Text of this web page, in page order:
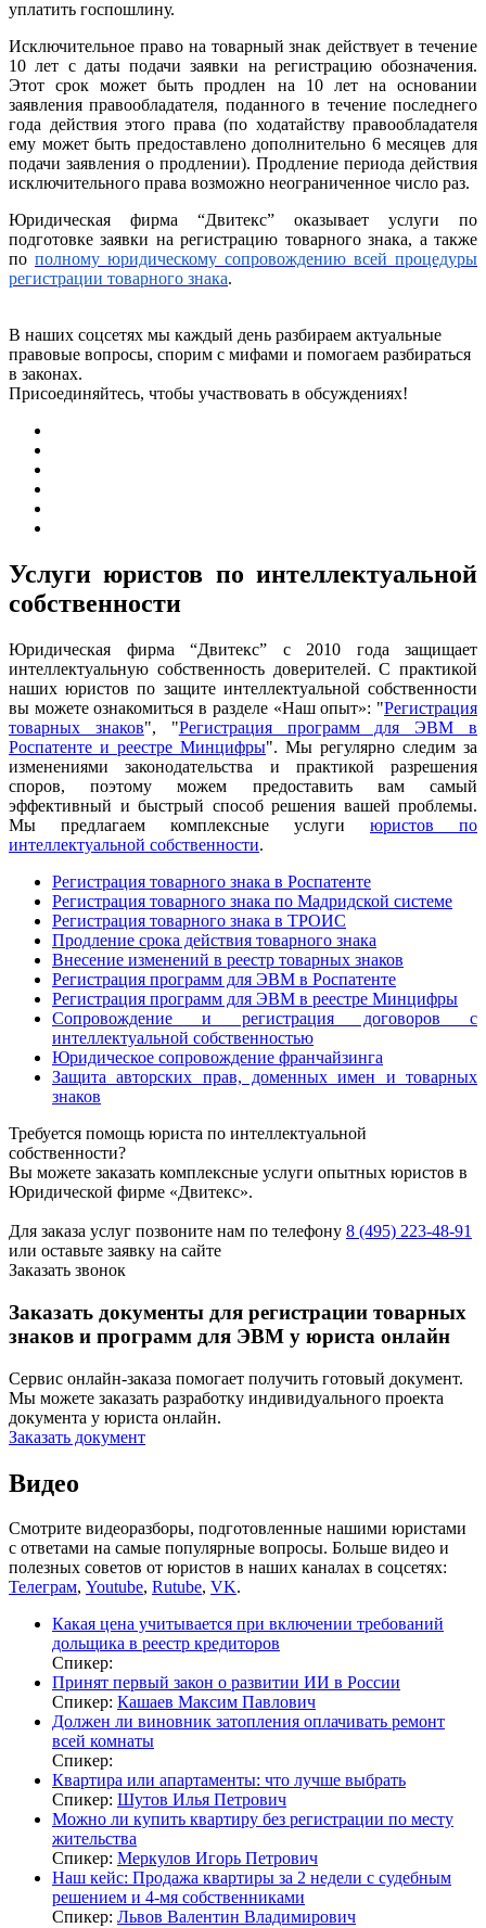
уплатить госпошлину.
Исключительное право на товарный знак действует в течение
10 лет с даты подачи заявки на регистрацию обозначения.
Этот срок может быть продлен на 10 лет на основании
заявления правообладателя, поданного в течение последнего
года действия этого права (по ходатайству правообладателя
ему может быть предоставлено дополнительно 6 месяцев для
подачи заявления о продлении). Продление периода действия
исключительного права возможно неограниченное число раз.
Юридическая фирма “Двитекс” оказывает услуги по
подготовке заявки на регистрацию товарного знака, а также
по полному юридическому сопровождению всей процедуры
регистрации товарного знака.
В наших соцсетях мы каждый день разбираем актуальные
правовые вопросы, спорим с мифами и помогаем разбираться
в законах.
Присоединяйтесь, чтобы участвовать в обсуждениях!
Услуги юристов по интеллектуальной
собственности
Юридическая фирма “Двитекс” с 2010 года защищает
интеллектуальную собственность доверителей. С практикой
наших юристов по защите интеллектуальной собственности
вы можете ознакомиться в разделе «Наш опыт»: "Регистрация
товарных знаков", "Регистрация программ для ЭВМ в
Роспатенте и реестре Минцифры". Мы регулярно следим за
изменениями законодательства и практикой разрешения
споров, поэтому можем предоставить вам самый
эффективный и быстрый способ решения вашей проблемы.
Мы предлагаем комплексные услуги юристов по
интеллектуальной собственности.
Регистрация товарного знака в Роспатенте
Регистрация товарного знака по Мадридской системе
Регистрация товарного знака в ТРОИС
Продление срока действия товарного знака
Внесение изменений в реестр товарных знаков
Регистрация программ для ЭВМ в Роспатенте
Регистрация программ для ЭВМ в реестре Минцифры
Сопровождение и регистрация договоров с
интеллектуальной собственностью
Юридическое сопровождение франчайзинга
Защита авторских прав, доменных имен и товарных
знаков
Требуется помощь юриста по интеллектуальной
собственности?
Вы можете заказать комплексные услуги опытных юристов в
Юридической фирме «Двитекс».
Для заказа услуг позвоните нам по телефону 8 (495) 223-48-91
или оставьте заявку на сайте
Заказать звонок
Заказать документы для регистрации товарных
знаков и программ для ЭВМ у юриста онлайн
Сервис онлайн-заказа помогает получить готовый документ.
Мы можете заказать разработку индивидуального проекта
документа у юриста онлайн.
Заказать документ
Видео
Смотрите видеоразборы, подготовленные нашими юристами
с ответами на самые популярные вопросы. Больше видео и
полезных советов от юристов в наших каналах в соцсетях:
Телеграм, Youtube, Rutube, VK.
Какая цена учитывается при включении требований
дольщика в реестр кредиторов
Спикер:
Принят первый закон о развитии ИИ в России
Спикер: Кашаев Максим Павлович
Должен ли виновник затопления оплачивать ремонт
всей комнаты
Спикер:
Квартира или апартаменты: что лучше выбрать
Спикер: Шутов Илья Петрович
Можно ли купить квартиру без регистрации по месту
жительства
Спикер: Меркулов Игорь Петрович
Наш кейс: Продажа квартиры за 2 недели с судебным
решением и 4-мя собственниками
Спикер: Львов Валентин Владимирович